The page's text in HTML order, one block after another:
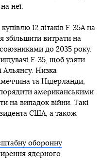
неї.
12 літаків F-35A на
збільшити витрати на
до 2035 року.
F-35, щоб узяти
Альянсу. Низка
та Нідерланди,
американськими
на випадок війни. Такі
США, а також
оборонну
ядерного